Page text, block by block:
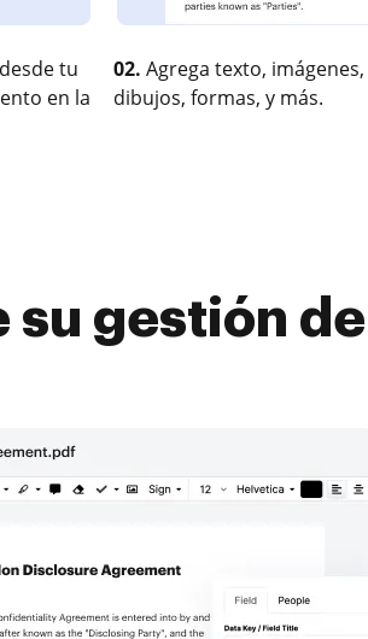
tu
en la
02. Agrega texto, imágenes,
dibujos, formas, y más.
su gestión